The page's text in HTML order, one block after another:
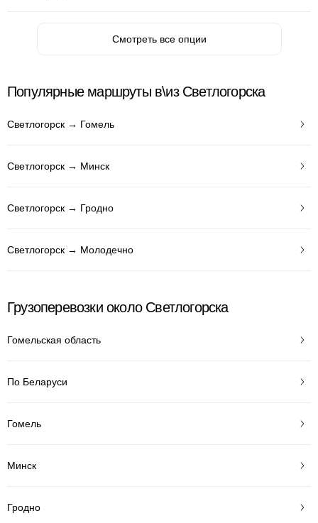
Смотреть все опции
Популярные маршруты в\из Светлогорска
Светлогорск → Гомель
Светлогорск → Минск
Светлогорск → Гродно
Светлогорск → Молодечно
Грузоперевозки около Светлогорска
Гомельская область
По Беларуси
Гомель
Минск
Гродно